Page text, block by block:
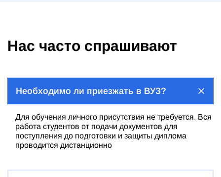
Нас часто спрашивают
Необходимо ли приезжать в ВУЗ?
Для обучения личного присутствия не требуется. Вся
работа студентов от подачи документов для
поступления до подготовки и защиты диплома
проводится дистанционно